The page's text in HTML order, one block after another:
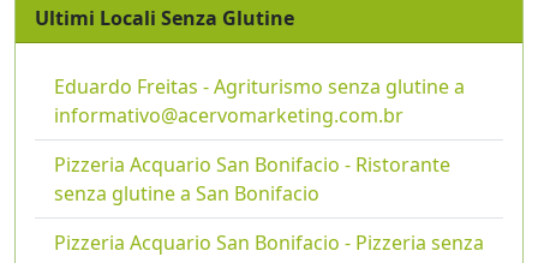
Ultimi Locali Senza Glutine
Eduardo Freitas - Agriturismo senza glutine a
informativo@acervomarketing.com.br
Pizzeria Acquario San Bonifacio - Ristorante
senza glutine a San Bonifacio
Pizzeria Acquario San Bonifacio - Pizzeria senza